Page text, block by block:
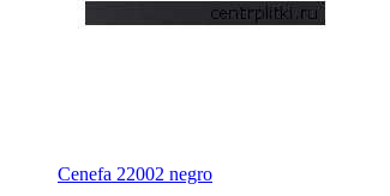
Cenefa 22002 negro